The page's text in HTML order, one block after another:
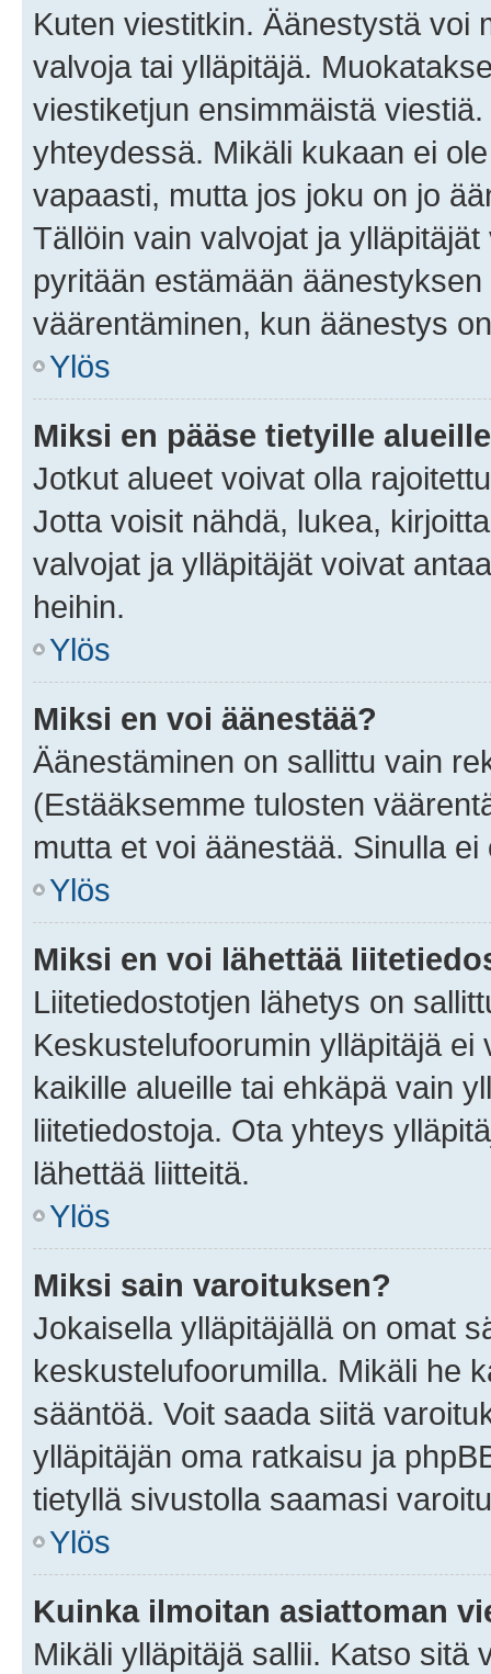
Kuten viestitkin. Äänestystä voi
valvoja tai ylläpitäjä.
viestiketjun ensimmäistä
yhteydessä. Mikäli kukaan ei
vapaasti, mutta jos joku on jo
Tällöin vain valvojat ja
pyritään estämään
väärentäminen, kun äänestys
Ylös
Miksi en pääse tietyille
Jotkut alueet voivat olla
Jotta voisit nähdä, lukea,
valvojat ja ylläpitäjät voivat
heihin.
Ylös
Miksi en voi äänestää?
Äänestäminen on sallittu vain
(Estääksemme tulosten
mutta et voi äänestää. Sinulla
Ylös
Miksi en voi lähettää
Liitetiedostotjen lähetys on
Keskustelufoorumin ylläpitäjä
kaikille alueille tai ehkäpä vain
liitetiedostoja. Ota yhteys
lähettää liitteitä.
Ylös
Miksi sain varoituksen?
Jokaisella ylläpitäjällä on omat
keskustelufoorumilla. Mikäli he
sääntöä. Voit saada siitä
ylläpitäjän oma ratkaisu ja
tietyllä sivustolla saamasi
Ylös
Kuinka ilmoitan asiattoman
Mikäli ylläpitäjä sallii. Katso sitä